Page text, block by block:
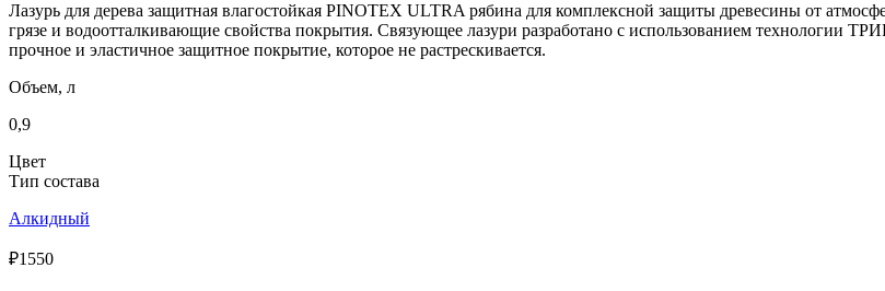
Лазурь для дерева защитная влагостойкая PINOTEX ULTRA рябина для комплексной защиты древесины от
грязе и водоотталкивающие свойства покрытия. Связующее лазури разработано с использованием технологии
прочное и эластичное защитное покрытие, которое не растрескивается.
Объем, л
0,9
Цвет
Тип состава
Алкидный
₽1550